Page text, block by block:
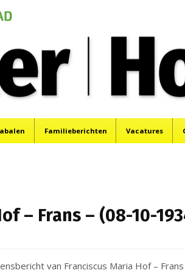
Familieberichten Vacatures
– Frans – (08-10-
van Franciscus Maria Hof –